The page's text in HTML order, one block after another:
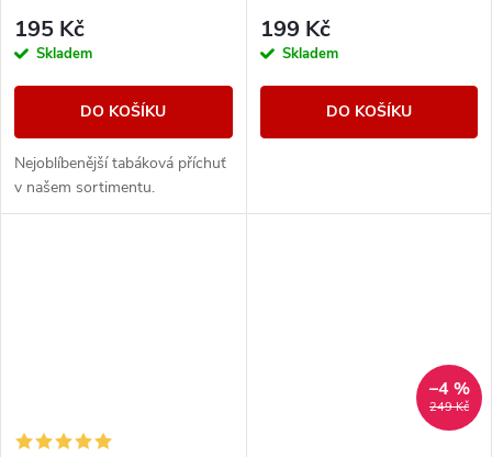
195 Kč
Skladem
DO KOŠÍKU
Nejoblíbenější tabáková příchuť
v našem sortimentu.
199 Kč
Skladem
DO KOŠÍKU
249 Kč
–4 %